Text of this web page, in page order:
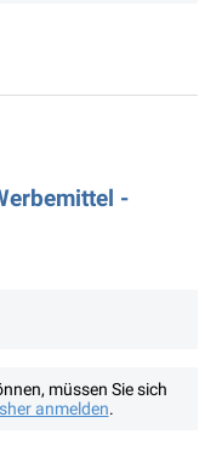
-
müssen Sie sich
anmelden.